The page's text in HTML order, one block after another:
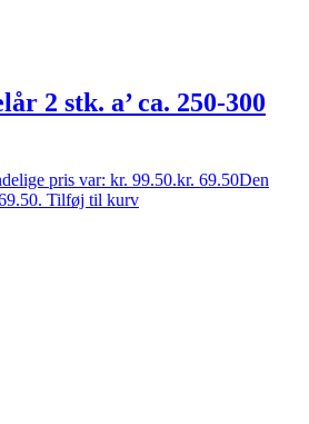
2 stk. a’ ca. 250-300
pris var: kr. 99.50.kr. 69.50Den
Tilføj til kurv